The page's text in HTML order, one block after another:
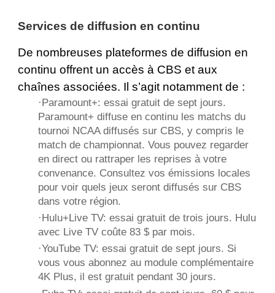
Services de diffusion en continu
De nombreuses plateformes de diffusion en
continu offrent un accès à CBS et aux
chaînes associées. Il s’agit notamment de :
·Paramount+: essai gratuit de sept jours.
Paramount+ diffuse en continu les matchs du
tournoi NCAA diffusés sur CBS, y compris le
match de championnat. Vous pouvez regarder
en direct ou rattraper les reprises à votre
convenance. Consultez vos émissions locales
pour voir quels jeux seront diffusés sur CBS
dans votre région.
· Hulu+Live TV: essai gratuit de trois jours. Hulu
avec Live TV coûte 83 $ par mois.
·YouTube TV: essai gratuit de sept jours. Si
vous vous abonnez au module complémentaire
4K Plus, il est gratuit pendant 30 jours.